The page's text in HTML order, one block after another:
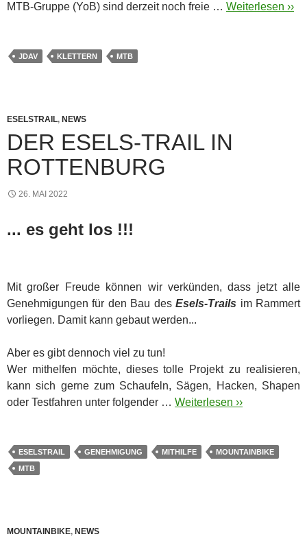
MTB-Gruppe (YoB) sind derzeit noch freie … Weiterlesen ››
JDAV KLETTERN MTB
ESELSTRAIL, NEWS
DER ESELS-TRAIL IN
ROTTENBURG
26. MAI 2022
... es geht los !!!
Mit großer Freude können wir verkünden, dass jetzt alle
Genehmigungen für den Bau desEsels-Trails im Rammert
vorliegen. Damit kann gebaut werden...
Aber es gibt dennoch viel zu tun!
Wer mithelfen möchte, dieses tolle Projekt zu realisieren,
kann sich gerne zum Schaufeln, Sägen, Hacken, Shapen
oder Testfahren unter folgender … Weiterlesen ››
ESELSTRAIL GENEHMIGUNG MITHILFE
MOUNTAINBIKE
MTB
MOUNTAINBIKE, NEWS